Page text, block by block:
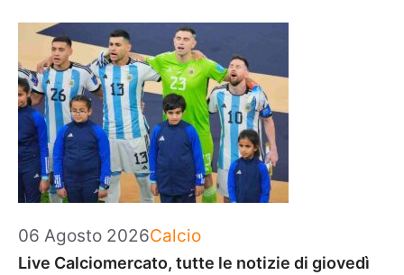
06 Agosto 2026Categorie
Calcio
Live Calciomercato, tutte le notizie di giovedì